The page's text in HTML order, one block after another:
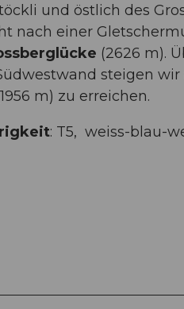
und östlich des
nach einer
(2626 m).
steigen
m) zu erreichen.
: T5, weiss-blau-